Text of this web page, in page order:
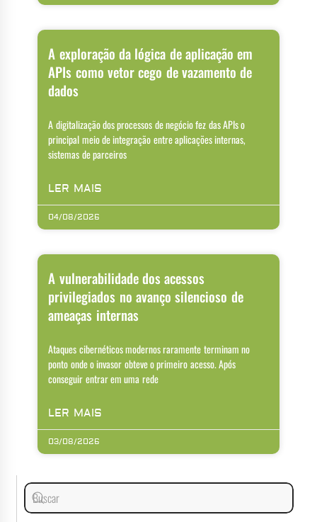
A exploração da lógica de aplicação em
APIs como vetor cego de vazamento de
dados
A digitalização dos processos de negócio fez das APIs o
principal meio de integração entre aplicações internas,
sistemas de parceiros
LER MAIS
04/08/2026
A vulnerabilidade dos acessos
privilegiados no avanço silencioso de
ameaças internas
Ataques cibernéticos modernos raramente terminam no
ponto onde o invasor obteve o primeiro acesso. Após
conseguir entrar em uma rede
LER MAIS
03/08/2026